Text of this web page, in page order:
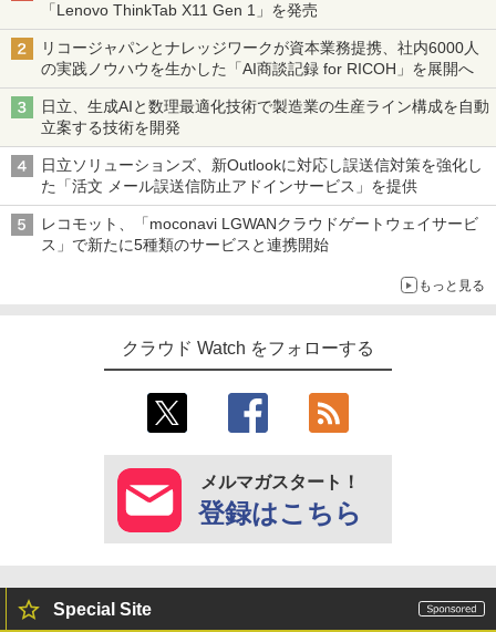
「Lenovo ThinkTab X11 Gen 1」を発売
リコージャパンとナレッジワークが資本業務提携、社内6000人
の実践ノウハウを生かした「AI商談記録 for RICOH」を展開へ
日立、生成AIと数理最適化技術で製造業の生産ライン構成を自動
立案する技術を開発
日立ソリューションズ、新Outlookに対応し誤送信対策を強化し
た「活文 メール誤送信防止アドインサービス」を提供
レコモット、「moconavi LGWANクラウドゲートウェイサービ
ス」で新たに5種類のサービスと連携開始
もっと見る
クラウド Watch をフォローする
メルマガスタート！
登録はこちら
Special Site